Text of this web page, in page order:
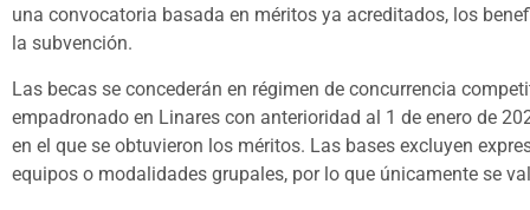
una convocatoria basada en méritos ya acreditados, los
la subvención.
Las becas se concederán en régimen de concurrencia
empadronado en Linares con anterioridad al 1 de enero de
en el que se obtuvieron los méritos. Las bases excluyen
equipos o modalidades grupales, por lo que únicamente se